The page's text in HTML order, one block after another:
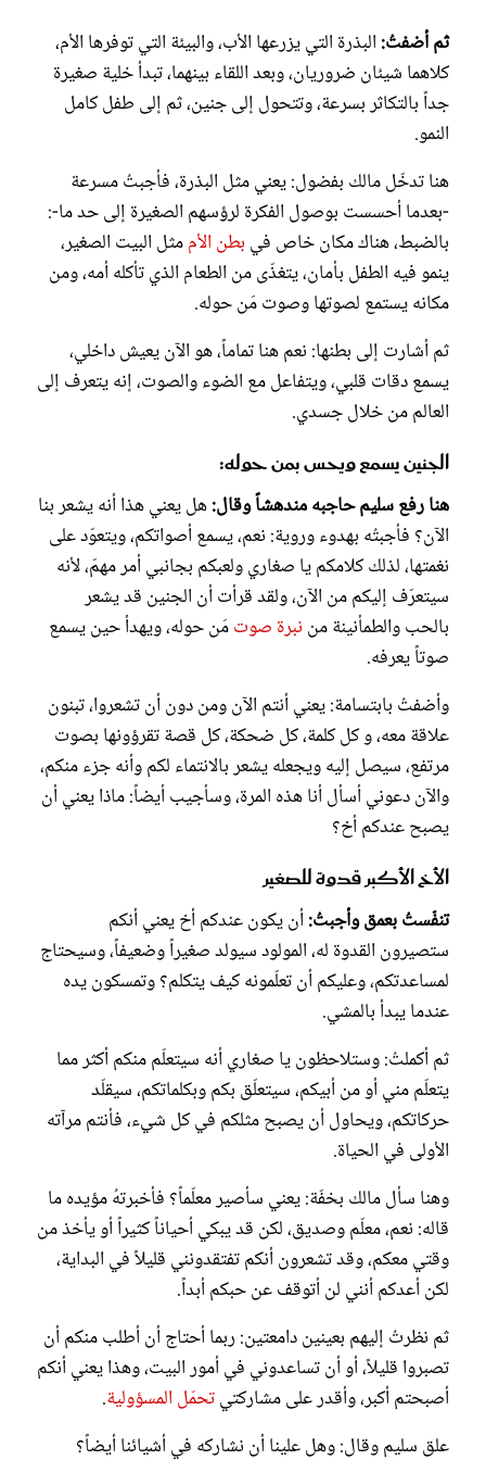
ثم أضفتُ:البذرة التي يزرعها الأب، والبيئة التي توفرها الأم،
كلاهما شيئان ضروريان، وبعد اللقاء بينهما، تبدأ خلية صغيرة
جداً بالتكاثر بسرعة، وتتحول إلى جنين، ثم إلى طفل كامل
النمو.
هنا تدخّل مالك بفضول: يعني مثل البذرة، فأجبتُ مسرعة
-بعدما أحسست بوصول الفكرة لرؤسهم الصغيرة إلى حد ما-:
بالضبط، هناك مكان خاص في بطن الأممثل البيت الصغير،
ينمو فيه الطفل بأمان، يتغذّى من الطعام الذي تأكله أمه، ومن
مكانه يستمع لصوتها وصوت مَن حوله.
ثم أشارت إلى بطنها: نعم هنا تماماً، هو الآن يعيش داخلي،
يسمع دقات قلبي، ويتفاعل مع الضوء والصوت، إنه يتعرف إلى
العالم من خلال جسدي.
الجنين يسمع ويحس بمن حوله:
هنا رفع سليم حاجبه مندهشاً وقال:هل يعني هذا أنه يشعر بنا
الآن؟ فأجبتُه بهدوء وروية: نعم، يسمع أصواتكم، ويتعوّد على
نغمتها، لذلك كلامكم يا صغاري ولعبكم بجانبي أمر مهمّ، لأنه
سيتعرّف إليكم من الآن، ولقد قرأت أن الجنين قد يشعر
بالحب والطمأنينة من نبرة صوتمَن حوله، ويهدأ حين يسمع
صوتاً يعرفه.
وأضفتُ بابتسامة: يعني أنتم الآن ومن دون أن تشعروا، تبنون
علاقة معه، و كل كلمة، كل ضحكة، كل قصة تقرؤونها بصوت
مرتفع، سيصل إليه ويجعله يشعر بالانتماء لكم وأنه جزء منكم،
والآن دعوني أسأل أنا هذه المرة، وسأجيب أيضاً: ماذا يعني أن
يصبح عندكم أخ؟
الأخ الأكبر قدوة للصغير
تنفّستُ بعمق وأجبتُ:أن يكون عندكم أخ يعني أنكم
ستصيرون القدوة له، المولود سيولد صغيراً وضعيفاً، وسيحتاج
لمساعدتكم، وعليكم أن تعلّمونه كيف يتكلم؟ وتمسكون يده
عندما يبدأ بالمشي.
ثم أكملتُ: وستلاحظون يا صغاري أنه سيتعلّم منكم أكثر مما
يتعلّم مني أو من أبيكم، سيتعلّق بكم وبكلماتكم، سيقلّد
حركاتكم، ويحاول أن يصبح مثلكم في كل شيء، فأنتم مرآته
الأولى في الحياة.
وهنا سأل مالك بخفّة: يعني سأصير معلّماً؟ فأخبرتهُ مؤيده ما
قاله: نعم، معلّم وصديق، لكن قد يبكي أحياناً كثيراً أو يأخذ من
وقتي معكم، وقد تشعرون أنكم تفتقدونني قليلاً في البداية،
لكن أعدكم أنني لن أتوقف عن حبكم أبداً.
ثم نظرتُ إليهم بعينين دامعتين: ربما أحتاج أن أطلب منكم أن
تصبروا قليلاً، أو أن تساعدوني في أمور البيت، وهذا يعني أنكم
أصبحتم أكبر، وأقدر على مشاركتيتحمّل المسؤولية.
علق سليم وقال: وهل علينا أن نشاركه في أشيائنا أيضاً؟